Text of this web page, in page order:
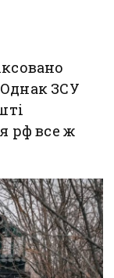
ЗСУ
рф все ж